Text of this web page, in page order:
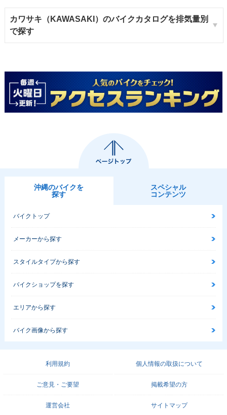
カワサキ（KAWASAKI）のバイクカタログを排気量別
で探す
沖縄のバイクを
探す
スペシャル
コンテンツ
バイクトップ
メーカーから探す
スタイルタイプから探す
バイクショップを探す
エリアから探す
バイク画像から探す
利用規約 個人情報の取扱について
ご意見・ご要望 掲載希望の方
運営会社 サイトマップ